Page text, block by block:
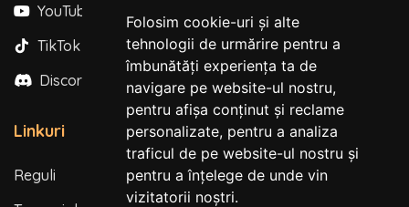
Folosim cookie-uri și alte
tehnologii de urmărire pentru a
îmbunătăți experiența ta de
navigare pe website-ul nostru,
pentru afișa conținut și reclame
personalizate, pentru a analiza
traficul de pe website-ul nostru și
pentru a înțelege de unde vin
vizitatorii noștri.
YouTube
TikTok
Discord
Linkuri
Reguli